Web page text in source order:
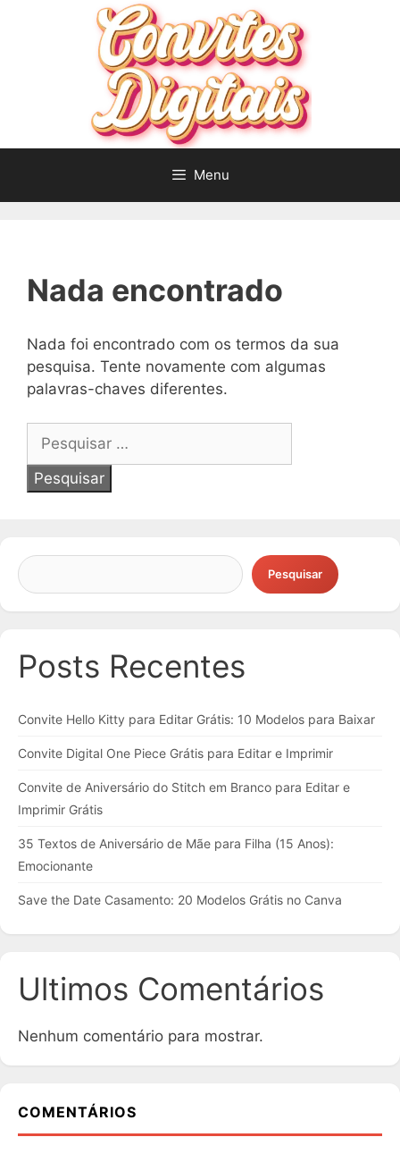
Menu
Nada encontrado
Nada foi encontrado com os termos da sua
pesquisa. Tente novamente com algumas
palavras-chaves diferentes.
Pesquisar
Pesquisar
Posts Recentes
Convite Hello Kitty para Editar Grátis: 10 Modelos para Baixar
Convite Digital One Piece Grátis para Editar e Imprimir
Convite de Aniversário do Stitch em Branco para Editar e
Imprimir Grátis
35 Textos de Aniversário de Mãe para Filha (15 Anos):
Emocionante
Save the Date Casamento: 20 Modelos Grátis no Canva
Ultimos Comentários
Nenhum comentário para mostrar.
COMENTÁRIOS